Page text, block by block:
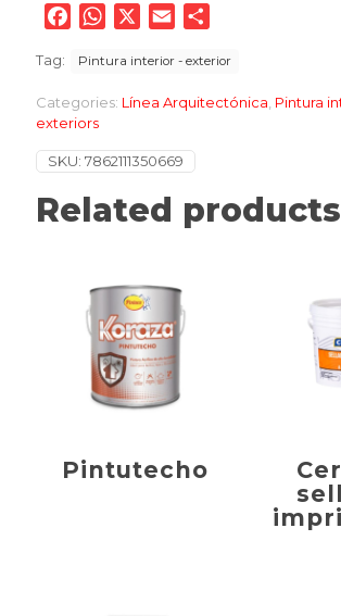
Facebook
WhatsAppEmail
Tag: Pintura interior - exterior
Categories: Línea Arquitectónica Pintura
exteriors
SKU: 7862111350669
Related products
Pintutecho